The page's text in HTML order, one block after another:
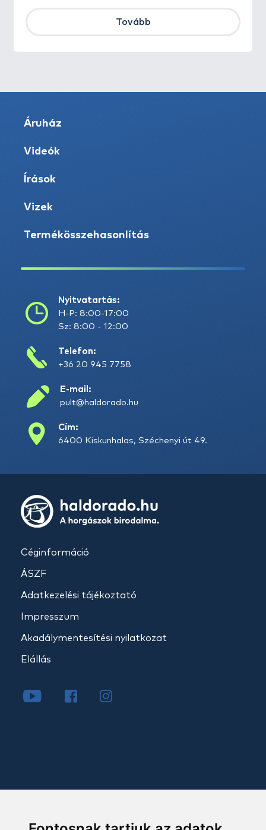
Tovább
Áruház
Videók
Írások
Vizek
Termékösszehasonlítás
Nyitvatartás:
H-P: 8:00-17:00
Sz: 8:00 - 12:00
Telefon:
+36 20 945 7758
E-mail:
pult@haldorado.hu
Cím:
6400 Kiskunhalas, Széchenyi út 49.
Céginformáció
ÁSZF
Adatkezelési tájékoztató
Impresszum
Akadálymentesítési nyilatkozat
Elállás